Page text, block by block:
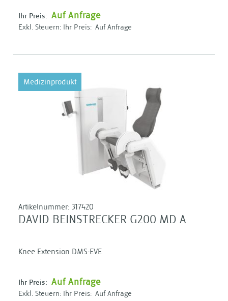
Ihr Preis: Auf Anfrage
Ihr Preis: Auf Anfrage
Medizinprodukt
Artikelnummer: 317420
DAVID BEINSTRECKER G200 MD A
Knee Extension DMS-EVE
Ihr Preis: Auf Anfrage
Ihr Preis: Auf Anfrage